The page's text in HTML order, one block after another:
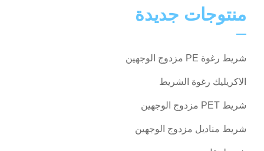
منتوجات جديدة
شريط رغوة PE مزدوج الوجهين
الاكريليك رغوة الشريط
شريط PET مزدوج الوجهين
شريط مناديل مزدوج الوجهين